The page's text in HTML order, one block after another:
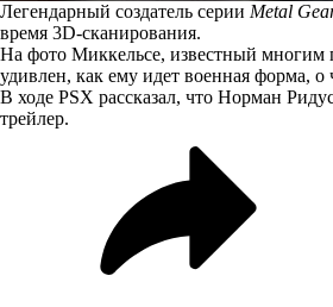
Легендарный создатель серии Metal
время 3D-сканирования.
На фото Миккельсе, известный многим
удивлен, как ему идет военная форма, о
В ходе PSX рассказал, что Норман
трейлер.